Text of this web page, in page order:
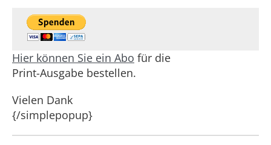
Hier können Sie ein Abo für die
Print-Ausgabe bestellen.
Vielen Dank
{/simplepopup}